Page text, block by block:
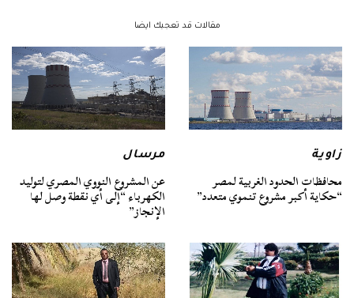
مقالات قد تعجبك ايضا
زاوية
محافظات الحدود الغربية لمصر
“حكاية أكبر مشروع تنموي متعدد”
مرسال
عن المشروع النووي المصري لتوليد
الكهرباء “إلى أي نقطة وصل لها
الإنجاز”